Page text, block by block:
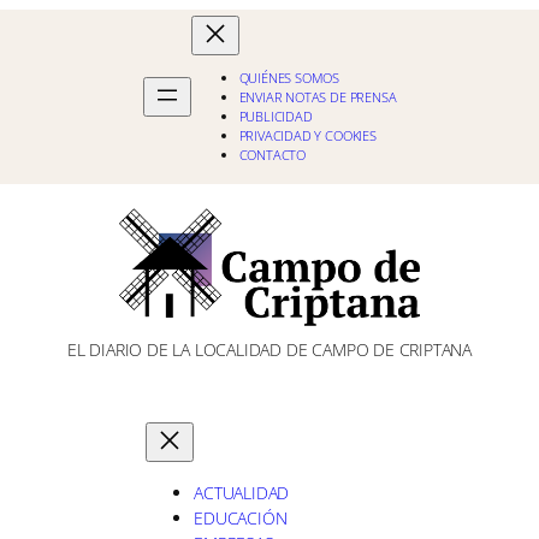
QUIÉNES SOMOS
ENVIAR NOTAS DE PRENSA
PUBLICIDAD
PRIVACIDAD Y COOKIES
CONTACTO
EL DIARIO DE LA LOCALIDAD DE CAMPO DE CRIPTANA
ACTUALIDAD
EDUCACIÓN